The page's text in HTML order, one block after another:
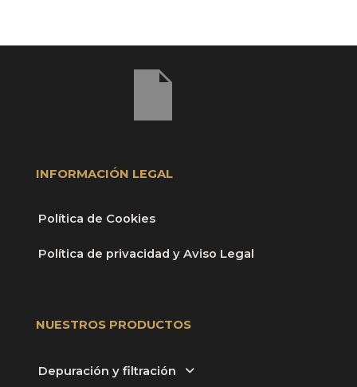
INFORMACIÓN LEGAL
Política de Cookies
Política de privacidad y Aviso Legal
NUESTROS PRODUCTOS
Depuración y filtración